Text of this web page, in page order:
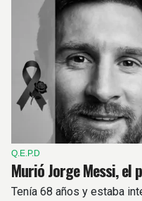
Q.E.P.D
Murió Jorge Messi, el
Tenía 68 años y estaba